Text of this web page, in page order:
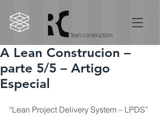
A Lean Construcion –
parte 5/5 – Artigo
Especial
“Lean Project Delivery System – LPDS”